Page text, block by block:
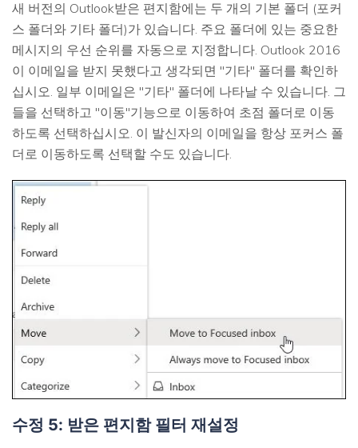
새 버전의 Outlook받은 편지함에는 두 개의 기본 폴더 (포커
스 폴더와 기타 폴더)가 있습니다. 주요 폴더에 있는 중요한
메시지의 우선 순위를 자동으로 지정합니다. Outlook 2016
이 이메일을 받지 못했다고 생각되면 "기타" 폴더를 확인하
십시오. 일부 이메일은 "기타" 폴더에 나타날 수 있습니다. 그
들을 선택하고 "이동"기능으로 이동하여 초점 폴더로 이동
하도록 선택하십시오. 이 발신자의 이메일을 항상 포커스 폴
더로 이동하도록 선택할 수도 있습니다.
수정 5: 받은 편지함 필터 재설정